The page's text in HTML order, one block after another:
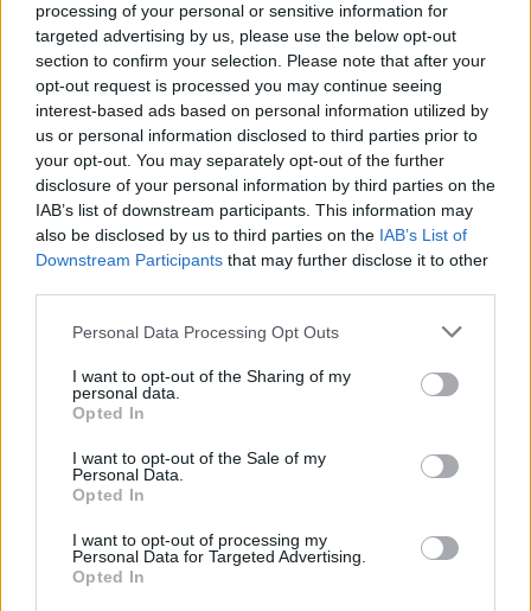
processing of your personal or sensitive information for
targeted advertising by us, please use the below opt-out
section to confirm your selection. Please note that after your
opt-out request is processed you may continue seeing
interest-based ads based on personal information utilized by
us or personal information disclosed to third parties prior to
your opt-out. You may separately opt-out of the further
disclosure of your personal information by third parties on the
IAB’s list of downstream participants. This information may
also be disclosed by us to third parties on the IAB’s List of
Downstream Participants that may further disclose it to other
Personal Data Processing Opt Outs
I want to opt-out of the Sharing of my
personal data.
Opted In
I want to opt-out of the Sale of my
Personal Data.
Opted In
I want to opt-out of processing my
Personal Data for Targeted Advertising.
Opted In
Asia Nuccetelli super hot su
Instagram Ma scoppia la
polemica
28/12/2016
IN DIRETTA
Gf Vip, Nuccetelli a rischio. Ma la
Mosetti vorrà seguirla
23/10/2016
IL TELEVOTO
Grande Fratello Vip, eliminata
Asia
ELIMINATA SOLO LA PRATI
Grande Fratello Vip, Mosetti e la
figlia fanno le valigie ma restano